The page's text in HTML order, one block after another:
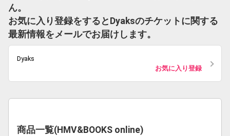
ん。
お気に入り登録をするとDyaksのチケットに関する
最新情報をメールでお届けします。
Dyaks
お気に入り登録
商品一覧(HMV&BOOKS online)